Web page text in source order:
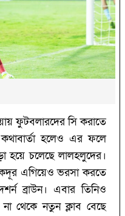
ফুটবলারদের সি করাতে
কথাবার্তা হলেও এর ফলে
চলেছে লালহলুদের।
এগিয়েও ভরসা করতে
ব্রাউন। এবার তিনিও
থেকে নতুন ক্লাব বেছে